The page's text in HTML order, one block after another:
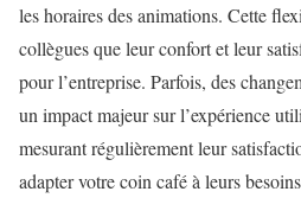
les horaires des animations. Cette
collègues que leur confort et leur
pour l’entreprise. Parfois, des
un impact majeur sur l’expérience
mesurant régulièrement leur
adapter votre coin café à leurs